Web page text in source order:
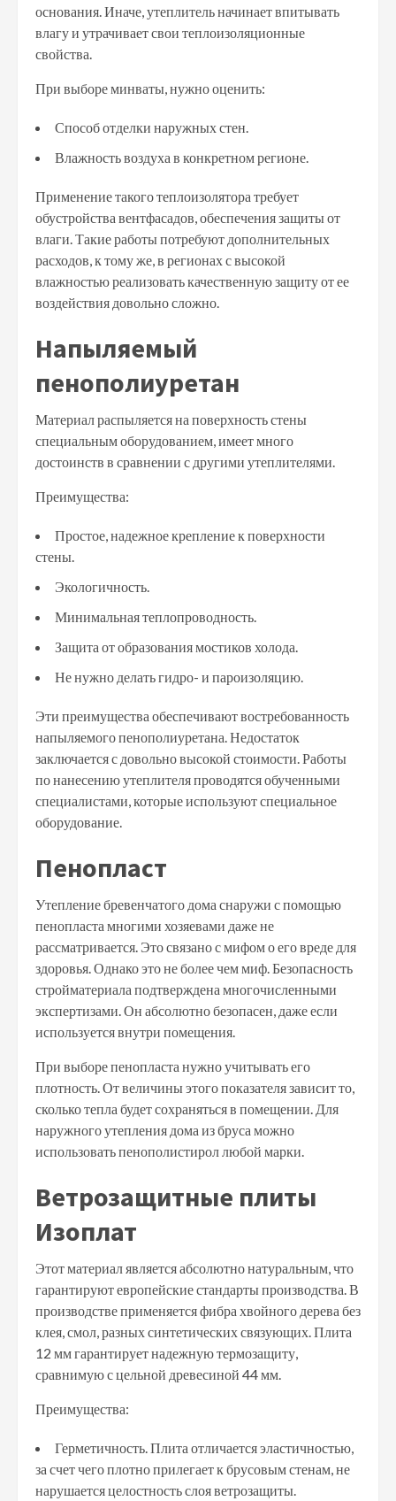
основания. Иначе, утеплитель начинает впитывать
влагу и утрачивает свои теплоизоляционные
свойства.
При выборе минваты, нужно оценить:
Способ отделки наружных стен.
Влажность воздуха в конкретном регионе.
Применение такого теплоизолятора требует
обустройства вентфасадов, обеспечения защиты от
влаги. Такие работы потребуют дополнительных
расходов, к тому же, в регионах с высокой
влажностью реализовать качественную защиту от ее
воздействия довольно сложно.
Напыляемый
пенополиуретан
Материал распыляется на поверхность стены
специальным оборудованием, имеет много
достоинств в сравнении с другими утеплителями.
Преимущества:
Простое, надежное крепление к поверхности
стены.
Экологичность.
Минимальная теплопроводность.
Защита от образования мостиков холода.
Не нужно делать гидро- и пароизоляцию.
Эти преимущества обеспечивают востребованность
напыляемого пенополиуретана. Недостаток
заключается с довольно высокой стоимости. Работы
по нанесению утеплителя проводятся обученными
специалистами, которые используют специальное
оборудование.
Пенопласт
Утепление бревенчатого дома снаружи с помощью
пенопласта многими хозяевами даже не
рассматривается. Это связано с мифом о его вреде для
здоровья. Однако это не более чем миф. Безопасность
стройматериала подтверждена многочисленными
экспертизами. Он абсолютно безопасен, даже если
используется внутри помещения.
При выборе пенопласта нужно учитывать его
плотность. От величины этого показателя зависит то,
сколько тепла будет сохраняться в помещении. Для
наружного утепления дома из бруса можно
использовать пенополистирол любой марки.
Ветрозащитные плиты
Изоплат
Этот материал является абсолютно натуральным, что
гарантируют европейские стандарты производства. В
производстве применяется фибра хвойного дерева без
клея, смол, разных синтетических связующих. Плита
12 мм гарантирует надежную термозащиту,
сравнимую с цельной древесиной 44 мм.
Преимущества:
Герметичность. Плита отличается эластичностью,
за счет чего плотно прилегает к брусовым стенам, не
нарушается целостность слоя ветрозащиты.